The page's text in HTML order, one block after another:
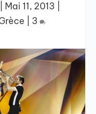
Mai 11, 2013
3